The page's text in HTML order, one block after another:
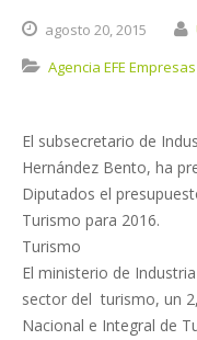
agosto 20,2015
Agencia EFE Empresas
El subsecretario de
Hernández Bento, ha
Diputados el
Turismo para 2016.
Turismo
El ministerio de
sector del turismo, un
Nacional e Integral de